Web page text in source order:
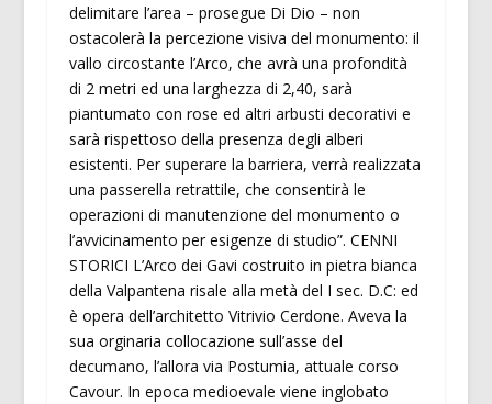
delimitare l’area – prosegue Di Dio – non
ostacolerà la percezione visiva del monumento: il
vallo circostante l’Arco, che avrà una profondità
di 2 metri ed una larghezza di 2,40, sarà
piantumato con rose ed altri arbusti decorativi e
sarà rispettoso della presenza degli alberi
esistenti. Per superare la barriera, verrà realizzata
una passerella retrattile, che consentirà le
operazioni di manutenzione del monumento o
l’avvicinamento per esigenze di studio”. CENNI
STORICI L’Arco dei Gavi costruito in pietra bianca
della Valpantena risale alla metà del I sec. D.C: ed
è opera dell’architetto Vitrivio Cerdone. Aveva la
sua orginaria collocazione sull’asse del
decumano, l’allora via Postumia, attuale corso
Cavour. In epoca medioevale viene inglobato